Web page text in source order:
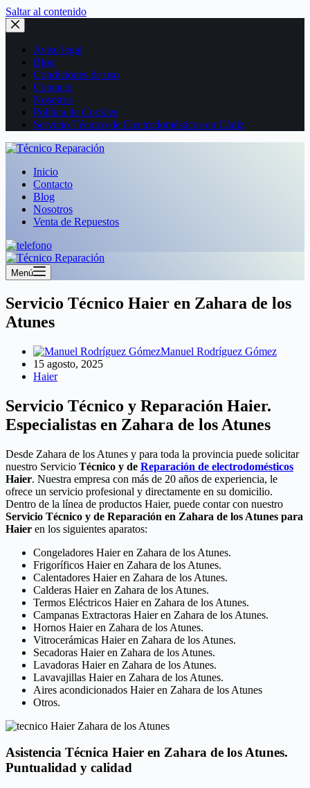
Saltar al contenido
Aviso legal
Blog
Condiciones de uso
Contacto
Nosotros
Política de Cookies
Servicio Técnico de Electrodomésticos en Cádiz
Inicio
Contacto
Blog
Nosotros
Venta de Repuestos
Menú
Servicio Técnico Haier en Zahara de los
Atunes
Manuel Rodríguez Gómez
15 agosto, 2025
Haier
Servicio Técnico y Reparación Haier.
Especialistas en Zahara de los Atunes
Desde Zahara de los Atunes y para toda la provincia puede solicitar
nuestro Servicio Técnico y de Reparación de electrodomésticos
Haier. Nuestra empresa con más de 20 años de experiencia, le
ofrece un servicio profesional y directamente en su domicilio.
Dentro de la línea de productos Haier, puede contar con nuestro
Servicio Técnico y de Reparación en Zahara de los Atunes para
Haier en los siguientes aparatos:
Congeladores Haier en Zahara de los Atunes.
Frigoríficos Haier en Zahara de los Atunes.
Calentadores Haier en Zahara de los Atunes.
Calderas Haier en Zahara de los Atunes.
Termos Eléctricos Haier en Zahara de los Atunes.
Campanas Extractoras Haier en Zahara de los Atunes.
Hornos Haier en Zahara de los Atunes.
Vitrocerámicas Haier en Zahara de los Atunes.
Secadoras Haier en Zahara de los Atunes.
Lavadoras Haier en Zahara de los Atunes.
Lavavajillas Haier en Zahara de los Atunes.
Aires acondicionados Haier en Zahara de los Atunes
Otros.
Asistencia Técnica Haier en Zahara de los Atunes.
Puntualidad y calidad